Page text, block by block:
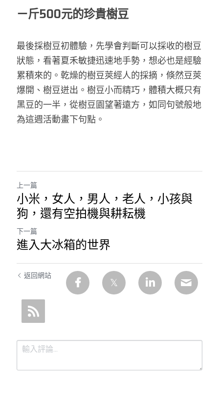
ㄧ斤500元的珍貴樹豆
最後採樹豆初體驗，先學會判斷可以採收的樹豆
狀態，看著夏禾敏捷迅速地手勢，想必也是經驗
累積來的。乾燥的樹豆莢經人的採摘，倏然豆莢
爆開、樹豆迸出。樹豆小而精巧，體積大概只有
黑豆的一半，從樹豆園望著遠方，如同句號般地
為這週活動畫下句點。
上一篇
小米，女人，男人，老人，小孩與
狗，還有空拍機與耕耘機
下一篇
進入大冰箱的世界
返回網站